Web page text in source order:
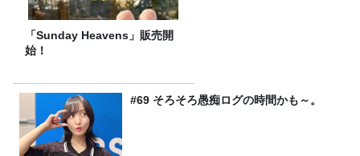
「Sunday Heavens」販売開
始！
#69 そろそろ愚痴ログの時間かも～。